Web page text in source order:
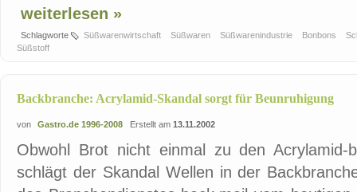
weiterlesen »
Schlagworte Süßwarenwirtschaft Süßwaren Süßwarenindustrie Bonbons
Süßstoff
Backbranche: Acrylamid-Skandal sorgt für Beunruhigung
von Gastro.de 1996-2008 Erstellt am 13.11.2002
Obwohl Brot nicht einmal zu den Acrylamid-
schlägt der Skandal Wellen in der